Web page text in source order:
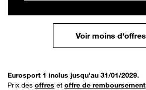
Voir moins d'offres
Eurosport 1 inclus jusqu'au 31/01/2029.
Prix des offres et offre de remboursement